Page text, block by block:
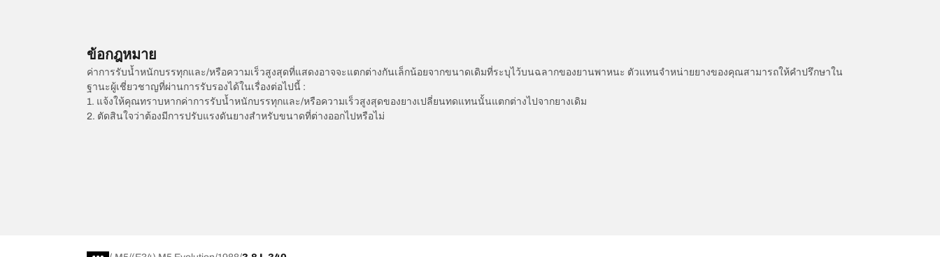
ข้อกฎหมาย
ค่าการรับน้ำหนักบรรทุกและ/หรือความเร็วสูงสุดที่แสดงอาจจะแตกต่างกันเล็กน้อยจากขนาดเดิมที่ระบุไว้บนฉลากของยานพาหนะ ตัวแทนจำหน่ายยางของคุณสามารถให้คำปรึกษาใน
ฐานะผู้เชี่ยวชาญที่ผ่านการรับรองได้ในเรื่องต่อไปนี้ :
1. แจ้งให้คุณทราบหากค่าการรับน้ำหนักบรรทุกและ/หรือความเร็วสูงสุดของยางเปลี่ยนทดแทนนั้นแตกต่างไปจากยางเดิม
2. ตัดสินใจว่าต้องมีการปรับแรงดันยางสำหรับขนาดที่ต่างออกไปหรือไม่